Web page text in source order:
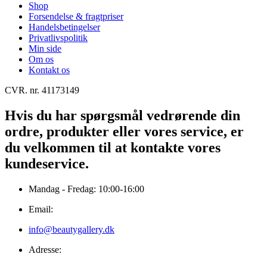
Shop
Forsendelse & fragtpriser
Handelsbetingelser
Privatlivspolitik
Min side
Om os
Kontakt os
CVR. nr. 41173149
Hvis du har spørgsmål vedrørende din
ordre, produkter eller vores service, er
du velkommen til at kontakte vores
kundeservice.
Mandag - Fredag: 10:00-16:00
Email:
info@beautygallery.dk
Adresse: